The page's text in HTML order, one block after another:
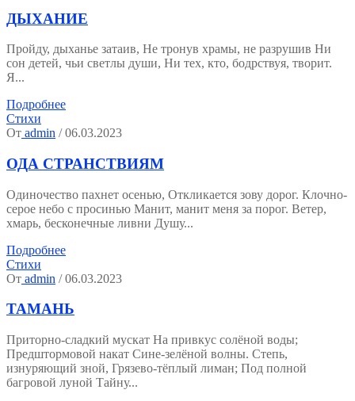
ДЫХАНИЕ
Пройду, дыханье затаив, Не тронув храмы, не разрушив Ни
сон детей, чьи светлы души, Ни тех, кто, бодрствуя, творит.
Я...
Подробнее
Стихи
От admin / 06.03.2023
ОДА СТРАНСТВИЯМ
Одиночество пахнет осенью, Откликается зову дорог. Клочно-
серое небо с просинью Манит, манит меня за порог. Ветер,
хмарь, бесконечные ливни Душу...
Подробнее
Стихи
От admin / 06.03.2023
ТАМАНЬ
Приторно-сладкий мускат На привкус солёной воды;
Предштормовой накат Сине-зелёной волны. Степь,
изнуряющий зной, Грязево-тёплый лиман; Под полной
багровой луной Тайну...